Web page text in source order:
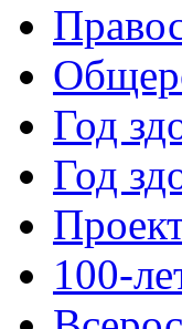
Год
Год
100-